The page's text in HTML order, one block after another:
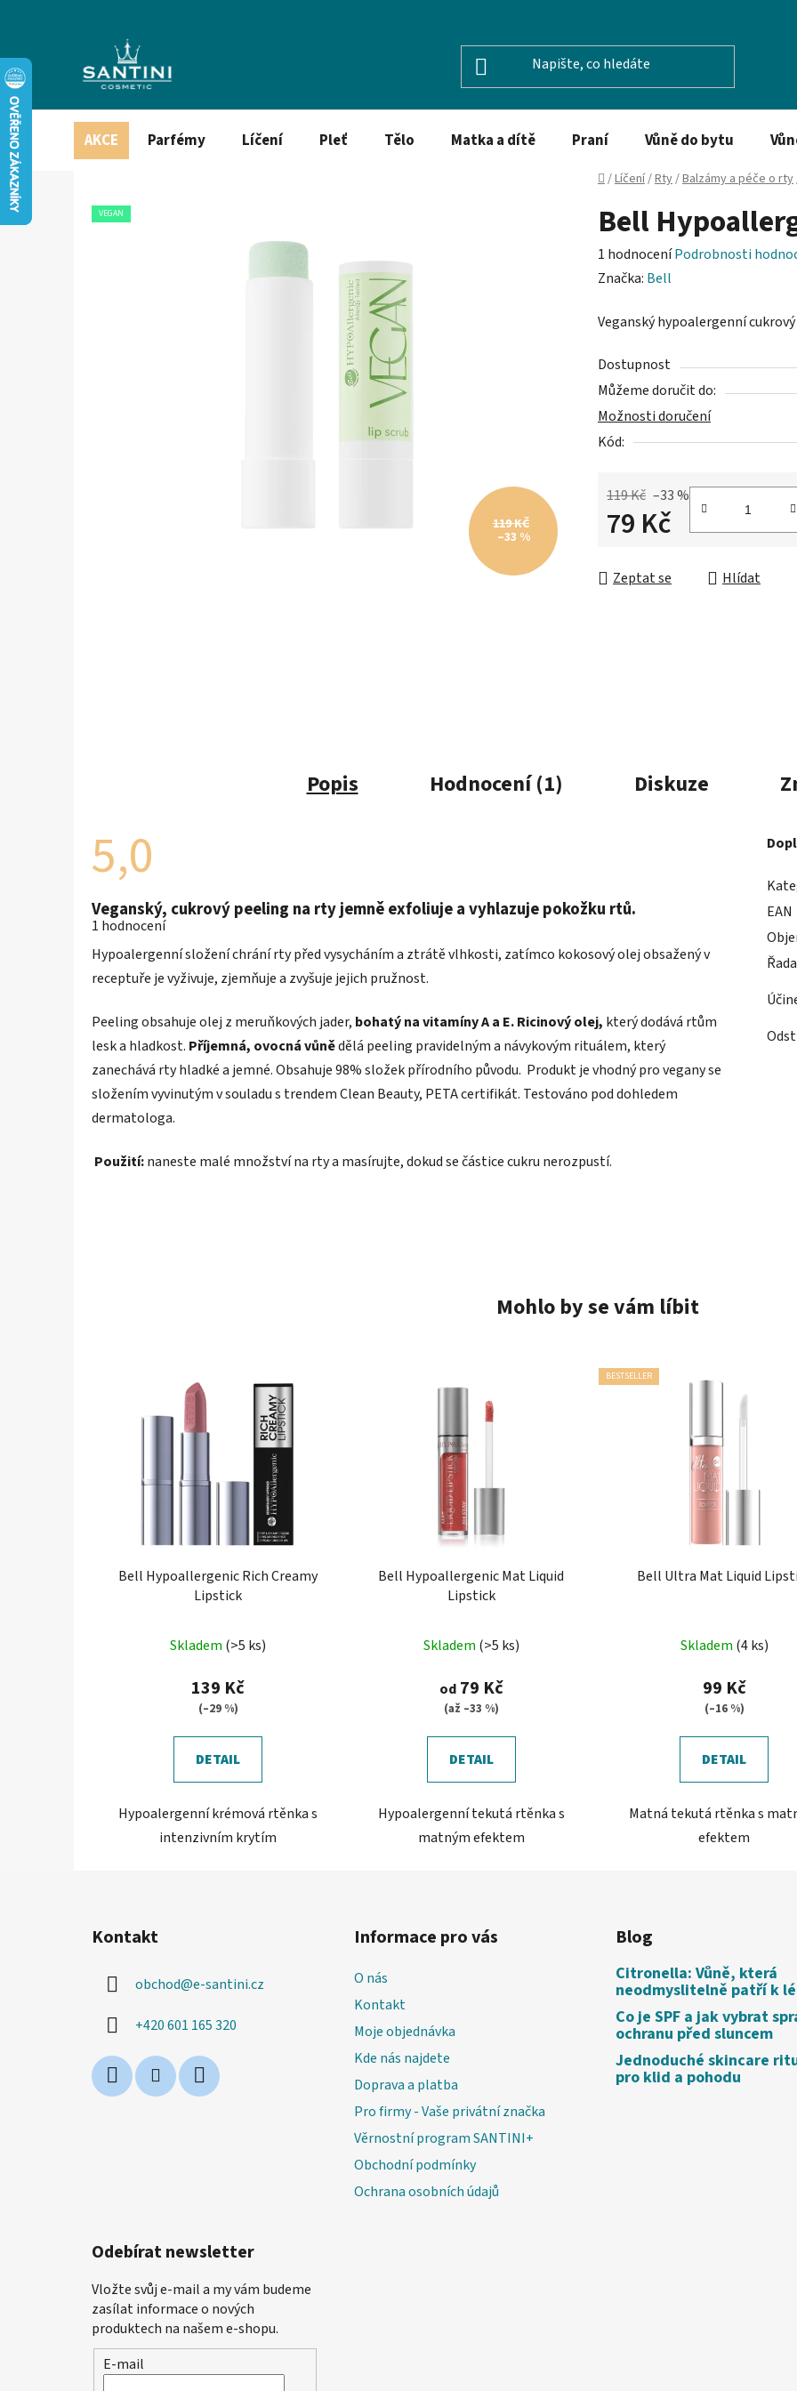
AKCE Parfémy Líčení Pleť Tělo Matka a dítě Praní Vůně do bytu
Domů
/Líčení/Rty/Balzámy a péče o rty
Bell
Průměrné
hodnocení
je
z
5
hvězdiček.
1 hodnoceníPodrobnosti
Značka: Bell
Veganský hypoalergenní
Dostupnost
Můžeme doručit do:
Možnosti doručení
Kód:
119 Kč –33 %
79 Kč
Zeptat se
Hlídat
VEGAN
119 KČ
–33 %
Popis Hodnocení (1) Diskuze
5,0
Průměrné
hodnocení
produktu
5,0
z
5
1 hodnocení
Veganský, cukrový peeling na rty jemně exfoliuje a vyhlazuje pokožku rtů.
Hypoalergenní složení chrání rty před vysycháním a ztrátě vlhkosti, zatímco kokosový olej obsažený v
receptuře je vyživuje, zjemňuje a zvyšuje jejich pružnost.
Peeling obsahuje olej z meruňkových jader, bohatý na vitamíny A a E. Ricinový olej, který dodává rtům
lesk a hladkost. Příjemná, ovocná vůnědělá peeling pravidelným a návykovým rituálem, který
zanechává rty hladké a jemné. Obsahuje 98% složek přírodního původu. Produkt je vhodný pro vegany se
složením vyvinutým v souladu s trendem Clean Beauty, PETA certifikát. Testováno pod dohledem
dermatologa.
Použití:naneste malé množství na rty a masírujte, dokud se částice cukru nerozpustí.
EAN
Řada
Mohlo by se vám líbit
Bell Hypoallergenic Rich Creamy
Lipstick
hodnocení
produktu
je
z
Skladem (>5 ks)
139 Kč
(–29 %)
DETAIL
Hypoalergenní krémová rtěnka s
intenzivním krytím
Bell Hypoallergenic Mat Liquid
Lipstick
Skladem (>5 ks)
od79 Kč
(až –33 %)
DETAIL
Hypoalergenní tekutá rtěnka s
matným efektem
BESTSELLER
Bell Ultra Mat Liquid
Skladem (4 ks)
99 Kč
(–16 %)
DETAIL
Matná tekutá rtěnka s
efektem
Kontakt
obchod@e-santini.cz
+420 601 165 320
Informace pro vás
O nás
Kontakt
Moje objednávka
Kde nás najdete
Doprava a platba
Pro firmy - Vaše privátní značka
Věrnostní program SANTINI+
Obchodní podmínky
Ochrana osobních údajů
Blog
Citronella: Vůně, která
neodmyslitelně patří k
Co je SPF a jak vybrat
ochranu před sluncem
Jednoduché skincare
pro klid a pohodu
Odebírat newsletter
Vložte svůj e-mail a my vám budeme
zasílat informace o nových
produktech na našem e-shopu.
E-mail